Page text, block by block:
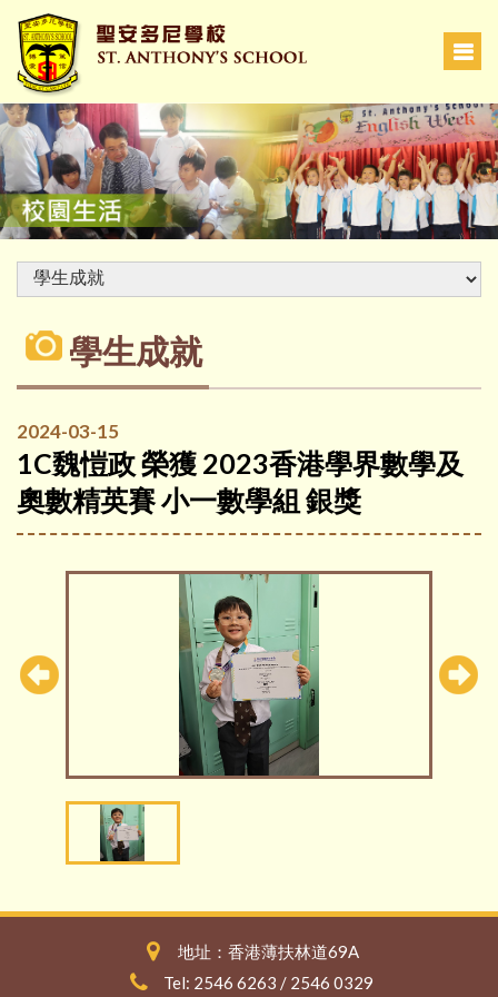
學生成就
2024-03-15
1C魏愷政 榮獲 2023香港學界數學及
奧數精英賽 小一數學組 銀獎
地址：香港薄扶林道69A
Tel: 2546 6263 / 2546 0329